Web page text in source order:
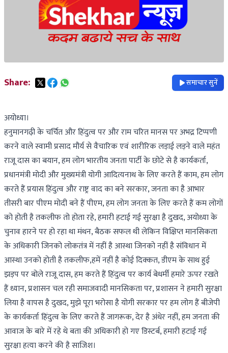
Share: समाचार सुनें
अयोध्या।
हनुमानगढ़ी के चर्चित और हिंदुत्व पर और राम चरित मानस पर अभद्र टिप्पणी
करने वाले स्वामी प्रसाद मौर्य से वैचारिक एवं शारीरिक लड़ाई लड़ने वाले महंत
राजू दास का बयान, हम लोग भारतीय जनता पार्टी के छोटे से है कार्यकर्ता,
प्रधानमंत्री मोदी और मुख्यमंत्री योगी आदित्यनाथ के लिए करते हैं काम, हम लोग
करते हैं प्रयास हिंदुत्व और राष्ट्र वाद का बने सरकार, जनता का है आभार
तीसरी बार पीएम मोदी बने हैं पीएम, हम लोग जनता के लिए करते हैं कम लोगों
को होती है तकलीफ तो होता रहे, हमारी हटाई गई सुरक्षा है दुखद, अयोध्या के
चुनाव हारने पर हो रहा था मंथन, बैठक सफल थी लेकिन विक्षिप्त मानसिकता
के अधिकारी जिनको लोकतंत्र में नहीं है आस्था जिनको नहीं है संविधान में
आस्था उनको होती है तकलीफ,हमें नहीं है कोई दिक्कत, डीएम के साथ हुई
झड़प पर बोले राजू दास, हम करते हैं हिंदुत्व पर कार्य बेधर्मी हमारे ऊपर रखते
हैं ध्यान, प्रशासन चल रही समाजवादी मानसिकता पर, प्रशासन ने हमारी सुरक्षा
लिया है वापस है दुखद, मुझे पूरा भरोसा है योगी सरकार पर हम लोग हैं बीजेपी
के कार्यकर्ता हिंदुत्व के लिए करते हैं जागरूक, देर है अंधेर नहीं, हम जनता की
आवाज के बारे में रहे थे बता की अधिकारी हो गए डिस्टर्ब, हमारी हटाई गई
सुरक्षा हत्या करने की है साजिश।